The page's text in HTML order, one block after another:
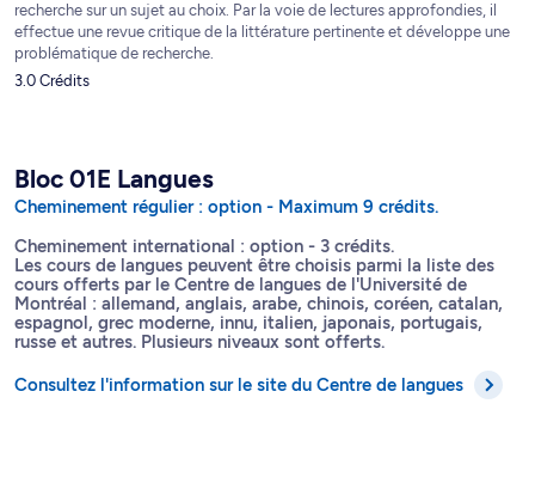
recherche sur un sujet au choix. Par la voie de lectures approfondies, il
effectue une revue critique de la littérature pertinente et développe une
problématique de recherche.
3.0 Crédits
Bloc 01E Langues
Cheminement régulier : option - Maximum 9 crédits.
Cheminement international : option - 3 crédits.
Les cours de langues peuvent être choisis parmi la liste des
cours offerts par le Centre de langues de l'Université de
Montréal : allemand, anglais, arabe, chinois, coréen, catalan,
espagnol, grec moderne, innu, italien, japonais, portugais,
russe et autres. Plusieurs niveaux sont offerts.
Consultez l'information sur le site du Centre de langues